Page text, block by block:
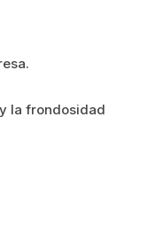
la frondosidad